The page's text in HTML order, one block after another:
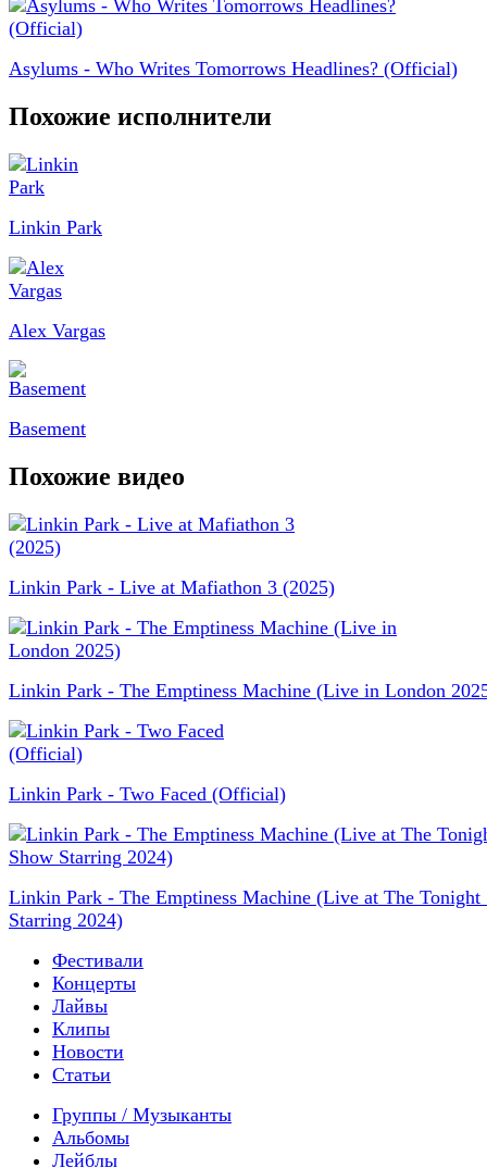
Asylums - Who Writes Tomorrows Headlines? (Official)
Похожие исполнители
Linkin Park
Alex Vargas
Basement
Похожие видео
Linkin Park - Live at Mafiathon 3 (2025)
Linkin Park - The Emptiness Machine (Live in London
Linkin Park - Two Faced (Official)
Linkin Park - The Emptiness Machine (Live at The Tonight
Starring 2024)
Фестивали
Концерты
Лайвы
Клипы
Новости
Статьи
Группы / Музыканты
Альбомы
Лейблы